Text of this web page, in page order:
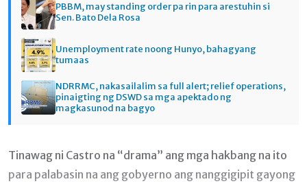
PBBM, may standing order pa rin para arestuhin si
Sen. Bato Dela Rosa
Unemployment rate noong Hunyo, bahagyang
tumaas
NDRRMC, nakasailalim sa full alert; relief operations,
pinaigting ng DSWD sa mga apektado ng
magkasunod na bagyo
Tinawag ni Castro na “drama” ang mga hakbang na ito
para palabasin na ang gobyerno ang nanggigipit gayong